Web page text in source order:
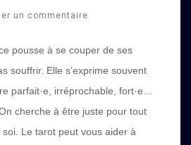
un commentaire
pousse à se couper de ses
souffrir. Elle s’exprime souvent
parfait·e, irréprochable, fort·e…
cherche à être juste pour tout
Le tarot peut vous aider à